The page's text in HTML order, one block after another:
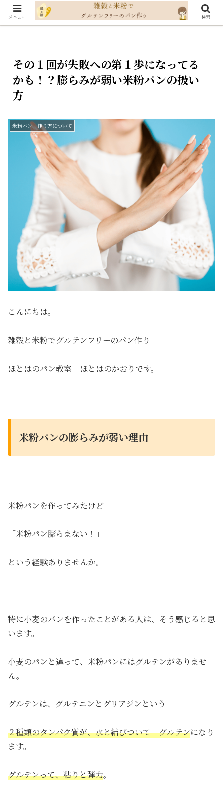
その１回が失敗への第１歩になってる
かも！？膨らみが弱い米粉パンの扱い
方
米粉パン 作り方について
こんにちは。
雑穀と米粉でグルテンフリーのパン作り
ほとはのパン教室 ほとはのかおりです。
米粉パンの膨らみが弱い理由
米粉パンを作ってみたけど
「米粉パン膨らまない！」
という経験ありませんか。
特に小麦のパンを作ったことがある人は、そう感じると思
います。
小麦のパンと違って、米粉パンにはグルテンがありませ
ん。
グルテンは、グルテニンとグリアジンという
２種類のタンパク質が、水と結びついて グルテンになり
ます。
グルテンって、粘りと弾力。
メニュー 検索